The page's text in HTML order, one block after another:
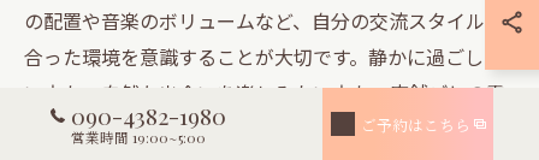
の配置や音楽のボリュームなど、自分の交流スタイルに
合った環境を意識することが大切です。静かに過ごした
い方も、自然な出会いを楽しみたい方も、店舗ごとの雰
囲気を実際に体感して選ぶことをおすすめします。
090-4382-1980
営業時間 19:00~5:00
ご予約はこちら